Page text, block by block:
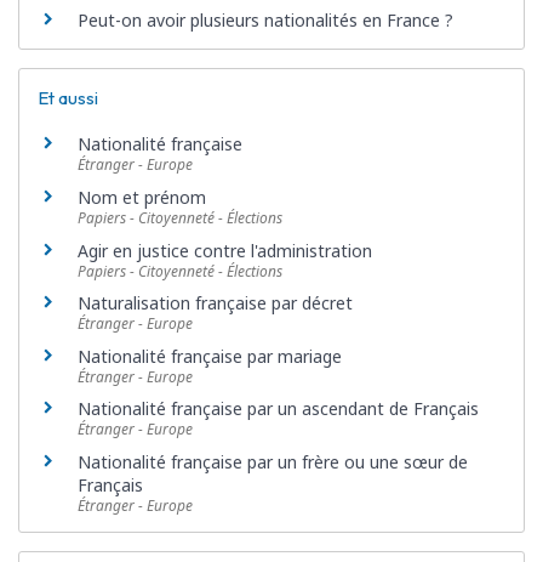
Peut-on avoir plusieurs nationalités en France ?
Et aussi
Nationalité française
Étranger - Europe
Nom et prénom
Papiers - Citoyenneté - Élections
Agir en justice contre l'administration
Papiers - Citoyenneté - Élections
Naturalisation française par décret
Étranger - Europe
Nationalité française par mariage
Étranger - Europe
Nationalité française par un ascendant de Français
Étranger - Europe
Nationalité française par un frère ou une sœur de
Français
Étranger - Europe